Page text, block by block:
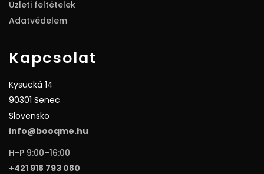
Üzleti feltételek
Adatvédelem
Kapcsolat
Kysucká 14
90301 Senec
Slovensko
info@booqme.hu
H-P 9:00–16:00
+421 918 793 080